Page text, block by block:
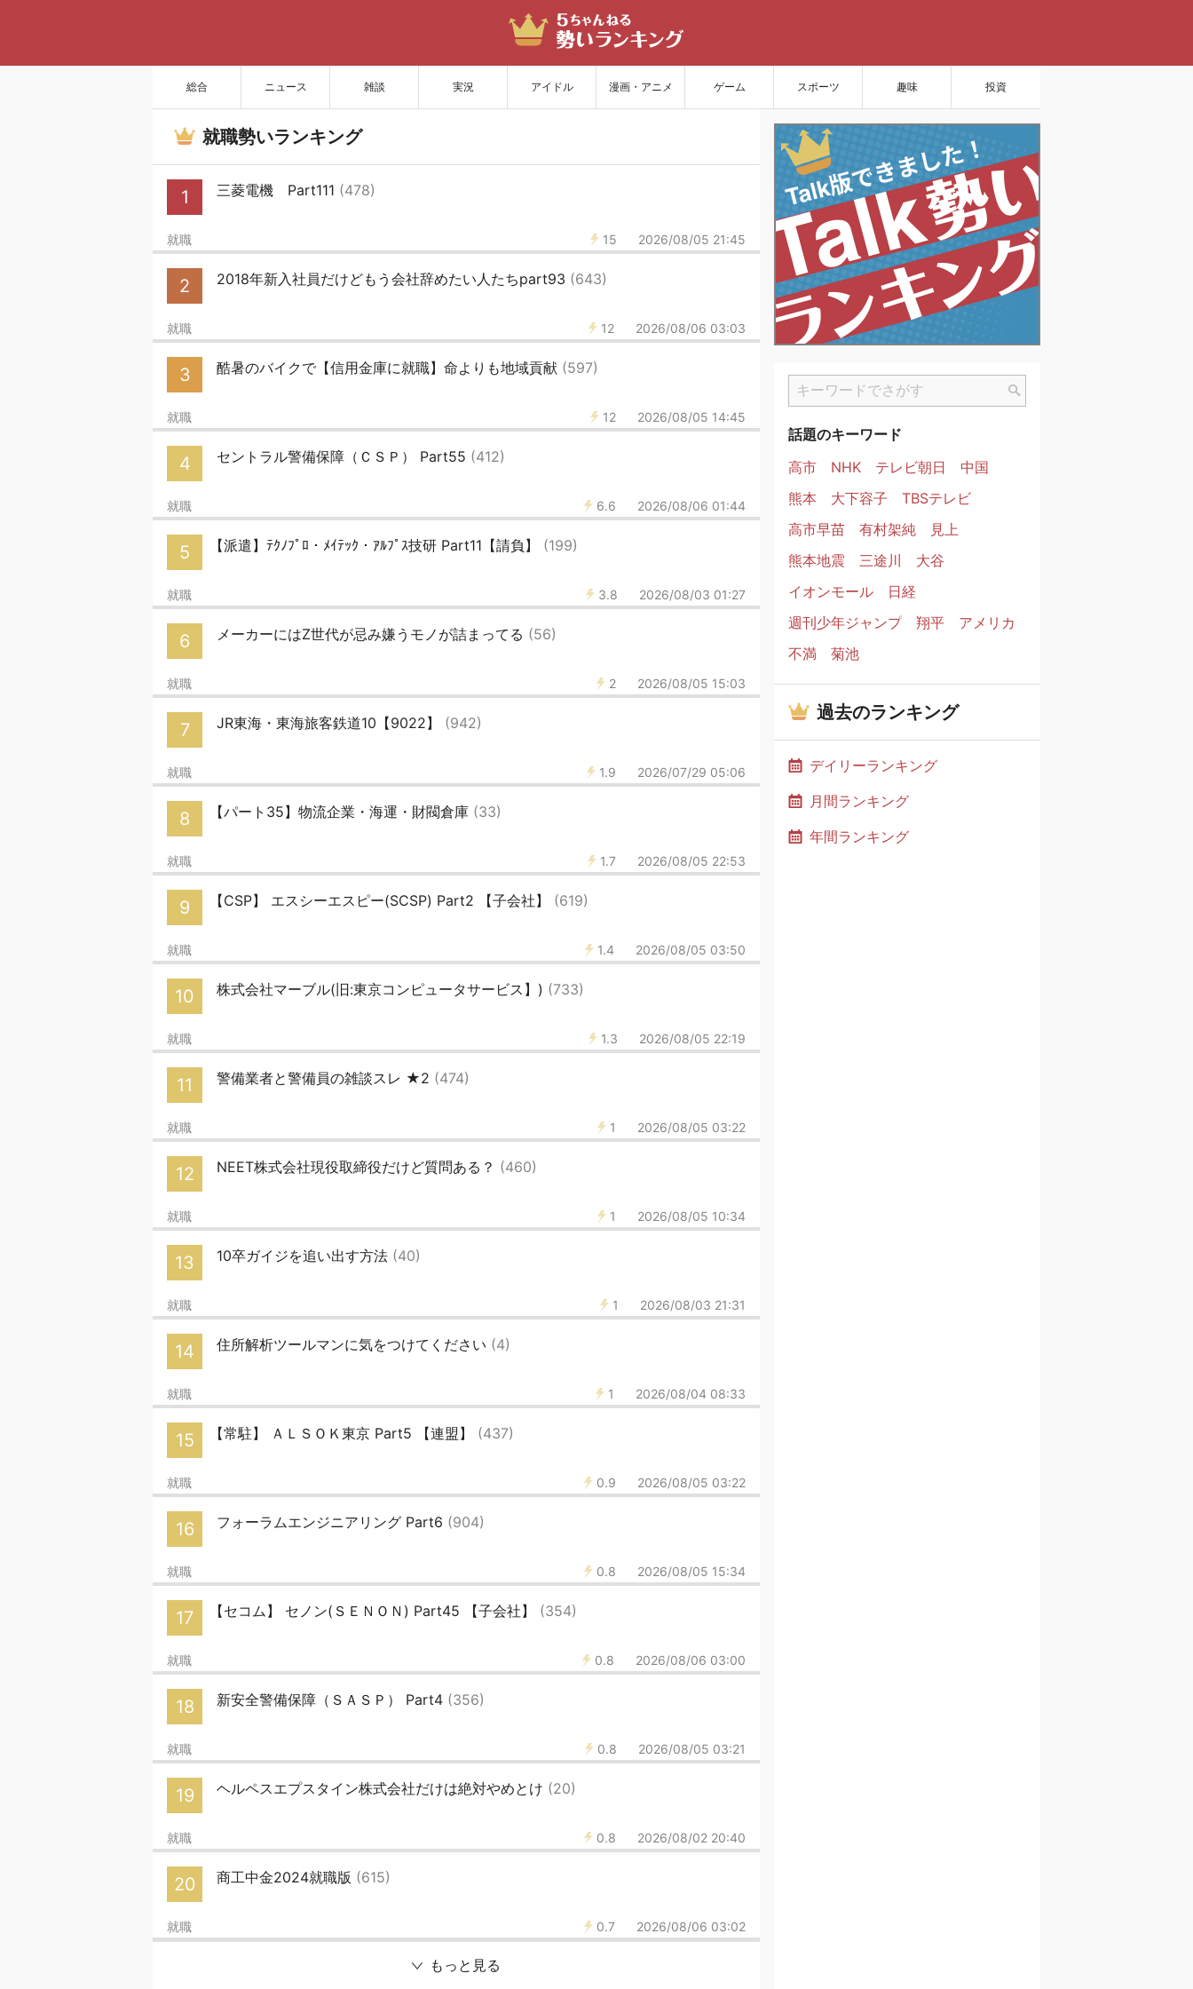
総合 ニュース 雑談 実況 アイドル 漫画・アニメ ゲーム スポーツ 趣味 投資
就職勢いランキング
1 三菱電機 Part111 (478)
15 2026/08/05 21:45
就職
2 2018年新入社員だけどもう会社辞めたい人たちpart93 (643)
12 2026/08/06 03:03
就職
3 酷暑のバイクで【信用金庫に就職】命よりも地域貢献 (597)
12 2026/08/05 14:45
就職
4 セントラル警備保障（ＣＳＰ） Part55 (412)
6.6 2026/08/06 01:44
就職
5 【派遣】ﾃｸﾉﾌﾟﾛ・ﾒｲﾃｯｸ・ｱﾙﾌﾟｽ技研 Part11【請負】 (199)
3.8 2026/08/03 01:27
就職
6 メーカーにはZ世代が忌み嫌うモノが詰まってる (56)
2 2026/08/05 15:03
就職
7 JR東海・東海旅客鉄道10【9022】 (942)
1.9 2026/07/29 05:06
就職
8 【パート35】物流企業・海運・財閥倉庫 (33)
1.7 2026/08/05 22:53
就職
9 【CSP】 エスシーエスピー(SCSP) Part2 【子会社】 (619)
1.4 2026/08/05 03:50
就職
10 株式会社マーブル(旧:東京コンピュータサービス】) (733)
1.3 2026/08/05 22:19
就職
11 警備業者と警備員の雑談スレ ★2 (474)
1 2026/08/05 03:22
就職
12 NEET株式会社現役取締役だけど質問ある？ (460)
1 2026/08/05 10:34
就職
13 10卒ガイジを追い出す方法 (40)
1 2026/08/03 21:31
就職
14 住所解析ツールマンに気をつけてください (4)
1 2026/08/04 08:33
就職
15 【常駐】 ＡＬＳＯＫ東京 Part5 【連盟】 (437)
0.9 2026/08/05 03:22
就職
16 フォーラムエンジニアリング Part6 (904)
0.8 2026/08/05 15:34
就職
17 【セコム】 セノン(ＳＥＮＯＮ) Part45 【子会社】 (354)
0.8 2026/08/06 03:00
就職
18 新安全警備保障（ＳＡＳＰ） Part4 (356)
0.8 2026/08/05 03:21
就職
19 ヘルペスエプスタイン株式会社だけは絶対やめとけ (20)
0.8 2026/08/02 20:40
就職
20 商工中金2024就職版 (615)
0.7 2026/08/06 03:02
就職
もっと見る
話題のキーワード
高市
NHK テレビ朝日
中国
熊本
大下容子
TBSテレビ
高市早苗
有村架純
見上
熊本地震
三途川
大谷
イオンモール
日経
週刊少年ジャンプ
翔平
アメリカ
不満
菊池
過去のランキング
デイリーランキング
月間ランキング
年間ランキング